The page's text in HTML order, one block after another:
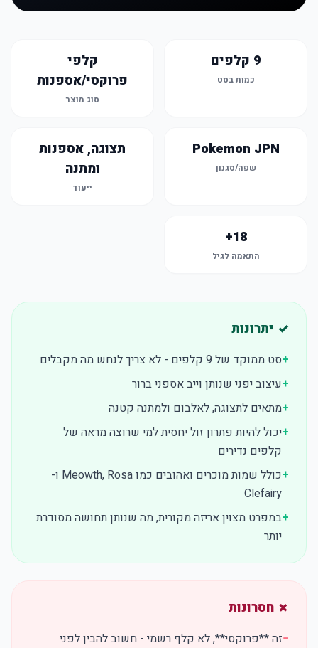
9 קלפים
כמות בסט
קלפי
פרוקסי/אספנות
סוג מוצר
Pokemon JPN
שפה/סגנון
תצוגה, אספנות
ומתנה
ייעוד
18+
התאמה לגיל
✓ יתרונות
+סט ממוקד של 9 קלפים - לא צריך לנחש מה מקבלים
+עיצוב יפני שנותן וייב אספני ברור
+מתאים לתצוגה, לאלבום ולמתנה קטנה
+יכול להיות פתרון זול יחסית למי שרוצה מראה של
קלפים נדירים
+
כולל שמות מוכרים ואהובים כמו Meowth, Rosa ו-
Clefairy
+במפרט מצוין אריזה מקורית, מה שנותן תחושה מסודרת
יותר
✗ חסרונות
−זה **פרוקסי**, לא קלף רשמי - חשוב להבין לפני